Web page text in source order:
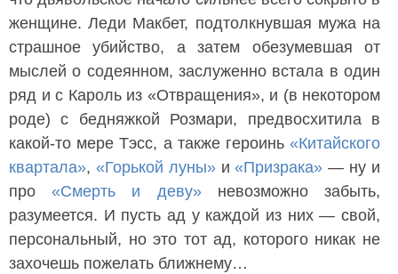
женщине. Леди Макбет, подтолкнувшая мужа на
страшное убийство, а затем обезумевшая от
мыслей о содеянном, заслуженно встала в один
ряд и с Кароль из «Отвращения», и (в некотором
роде) с бедняжкой Розмари, предвосхитила в
какой-то мере Тэсс, а также героинь «Китайского
квартала», «Горькой луны»и«Призрака» — ну и
про«Смерть и деву»невозможно забыть,
разумеется. И пусть ад у каждой из них — свой,
персональный, но это тот ад, которого никак не
захочешь пожелать ближнему…